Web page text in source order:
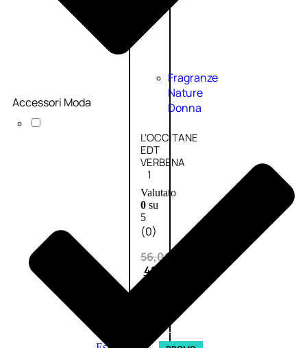
Fragranze
Nature
Donna
L’OCCITANE
EDT
VERBENA
1
Valutato
0su
5
(0)
56,00
42,00
CARRELLO
Accessori Moda